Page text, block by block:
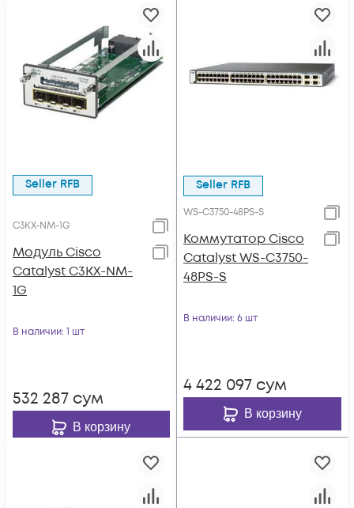
Seller RFB
C3KX-NM-1G
Модуль Cisco
Catalyst C3KX-NM-
1G
В наличии: 1 шт
532 287 сум
В корзину
Seller RFB
WS-C3750-48PS-S
Коммутатор Cisco
Catalyst WS-C3750-
48PS-S
В наличии: 6 шт
4 422 097 сум
В корзину